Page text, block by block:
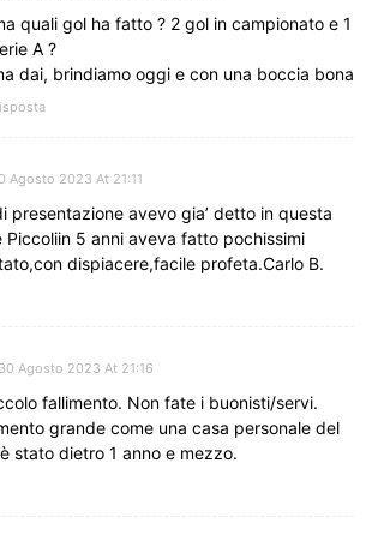
quali gol ha fatto ? 2 gol in campionato e 1
A ?
dai, brindiamo oggi e con una boccia bona
Agosto 2023 At 21:11
presentazione avevo gia’ detto in questa
Piccoliin 5 anni aveva fatto pochissimi
dispiacere,facile profeta.Carlo B.
30 Agosto 2023 At 21:16
fallimento. Non fate i buonisti/servi.
grande come una casa personale del
stato dietro 1 anno e mezzo.